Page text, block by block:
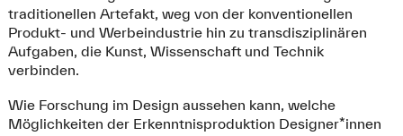
traditionellen Artefakt, weg von der konventionellen
Produkt- und Werbeindustrie hin zu transdisziplinären
Aufgaben, die Kunst, Wissenschaft und Technik
verbinden.
Wie Forschung im Design aussehen kann, welche
Möglichkeiten der Erkenntnisproduktion Designer*innen